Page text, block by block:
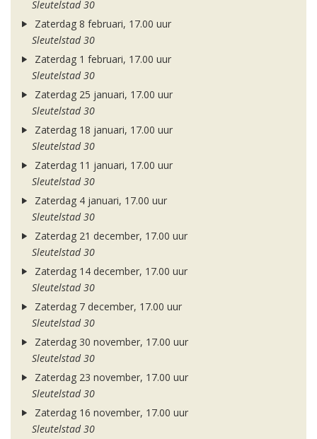
Sleutelstad 30
Zaterdag 8 februari, 17.00 uur
Sleutelstad 30
Zaterdag 1 februari, 17.00 uur
Sleutelstad 30
Zaterdag 25 januari, 17.00 uur
Sleutelstad 30
Zaterdag 18 januari, 17.00 uur
Sleutelstad 30
Zaterdag 11 januari, 17.00 uur
Sleutelstad 30
Zaterdag 4 januari, 17.00 uur
Sleutelstad 30
Zaterdag 21 december, 17.00 uur
Sleutelstad 30
Zaterdag 14 december, 17.00 uur
Sleutelstad 30
Zaterdag 7 december, 17.00 uur
Sleutelstad 30
Zaterdag 30 november, 17.00 uur
Sleutelstad 30
Zaterdag 23 november, 17.00 uur
Sleutelstad 30
Zaterdag 16 november, 17.00 uur
Sleutelstad 30